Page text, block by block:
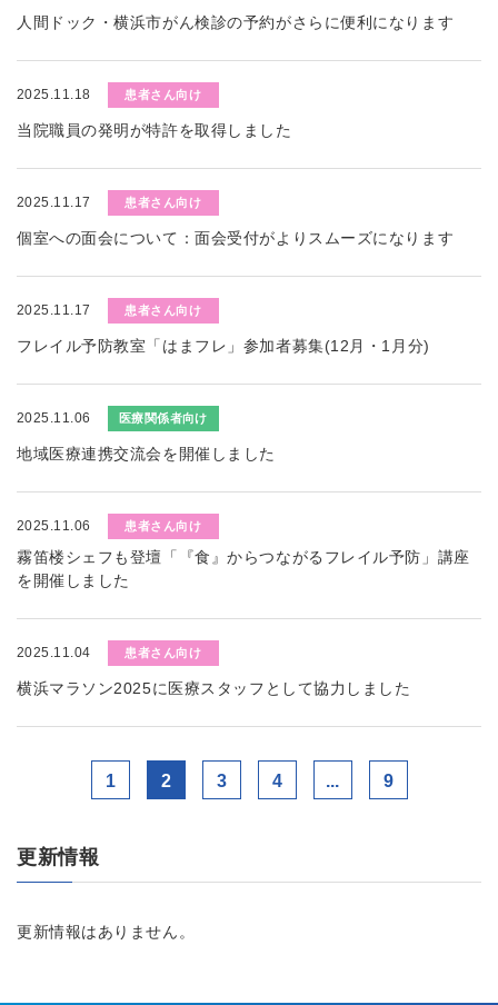
人間ドック・横浜市がん検診の予約がさらに便利になります
2025.11.18 患者さん向け
当院職員の発明が特許を取得しました
2025.11.17 患者さん向け
個室への面会について：面会受付がよりスムーズになります
2025.11.17 患者さん向け
フレイル予防教室「はまフレ」参加者募集(12月・1月分)
2025.11.06 医療関係者向け
地域医療連携交流会を開催しました
2025.11.06 患者さん向け
霧笛楼シェフも登壇「『食』からつながるフレイル予防」講座
を開催しました
2025.11.04 患者さん向け
横浜マラソン2025に医療スタッフとして協力しました
1 2 3 4 ... 9
更新情報
更新情報はありません。